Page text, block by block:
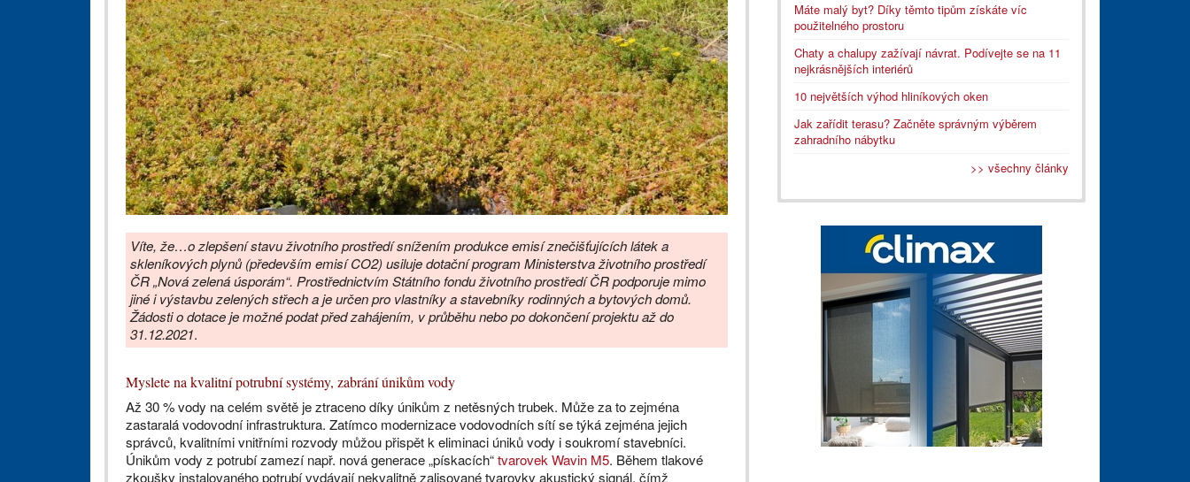
Víte, že…o zlepšení stavu životního prostředí snížením produkce emisí znečišťujících látek a
skleníkových plynů (především emisí CO2) usiluje dotační program Ministerstva životního prostředí
ČR „Nová zelená úsporám“. Prostřednictvím Státního fondu životního prostředí ČR podporuje mimo
jiné i výstavbu zelených střech a je určen pro vlastníky a stavebníky rodinných a bytových domů.
Žádosti o dotace je možné podat před zahájením, v průběhu nebo po dokončení projektu až do
31.12.2021.
Myslete na kvalitní potrubní systémy, zabrání únikům vody
Až 30 % vody na celém světě je ztraceno díky únikům z netěsných trubek. Může za to zejména
zastaralá vodovodní infrastruktura. Zatímco modernizace vodovodních sítí se týká zejména jejich
správců, kvalitními vnitřními rozvody můžou přispět k eliminaci úniků vody i soukromí stavebníci.
Únikům vody z potrubí zamezí např. nová generace „pískacích“tvarovek Wavin M5. Během tlakové
zkoušky instalovaného potrubí vydávají nekvalitně zalisované tvarovky akustický signál, čímž
Máte malý byt? Díky těmto tipům získáte víc
použitelného prostoru
Chaty a chalupy zažívají návrat. Podívejte se na 11
nejkrásnějších interiérů
10 největších výhod hliníkových oken
Jak zařídit terasu? Začněte správným výběrem
zahradního nábytku
>> všechny články